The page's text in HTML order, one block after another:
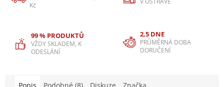
Kč
99 % PRODUKTŮ
VŽDY SKLADEM, K
ODESLÁNÍ
2,5 DNE
PRŮMĚRNÁ DOBA
DORUČENÍ